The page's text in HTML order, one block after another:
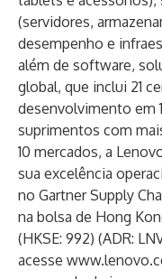
(servidores,
desempenho e
além de software,
global, que inclui 21
desenvolvimento em
suprimentos com
10 mercados, a
sua excelência
no Gartner Supply
na bolsa de Hong
(HKSE: 992) (ADR:
acesse